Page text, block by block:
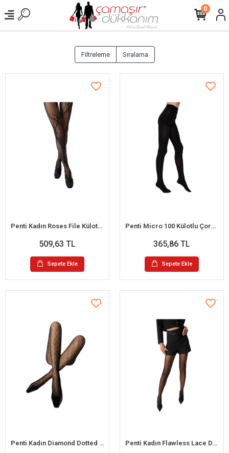
0
Filtreleme Sıralama
Penti Kadın Roses File Külotlu Çorap
509,63 TL
Sepete Ekle
Penti Micro 100 Külotlu Çorap100 Denye
365,86 TL
Sepete Ekle
Penti Kadın Diamond Dotted Desenli Külotlu Çorap Penti Kadın Flawless Lace Desenli Külotlu Çorap